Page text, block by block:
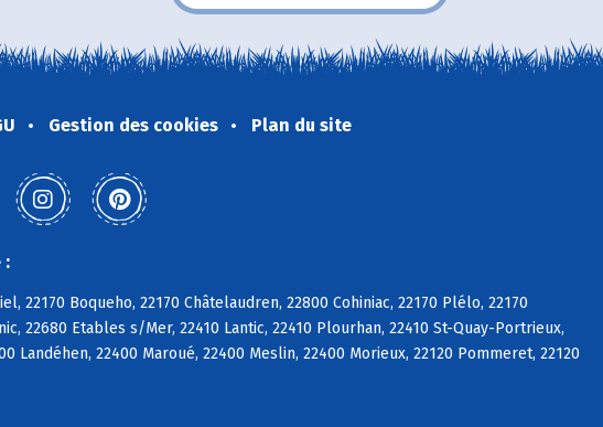
Gestion des cookies Plan du site
:
22170 Boqueho, 22170 Châtelaudren, 22800 Cohiniac, 22170 Plélo, 22170
22680 Etables s/Mer, 22410 Lantic, 22410 Plourhan, 22410 St-Quay-Portrieux,
Landéhen, 22400 Maroué, 22400 Meslin, 22400 Morieux, 22120 Pommeret, 22120